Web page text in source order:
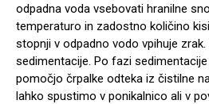
odpadna voda vsebovati hranilne
temperaturo in zadostno količino
stopnji v odpadno vodo vpihuje
sedimentacije. Po fazi
pomočjo črpalke odteka iz čistilne
lahko spustimo v ponikalnico ali v